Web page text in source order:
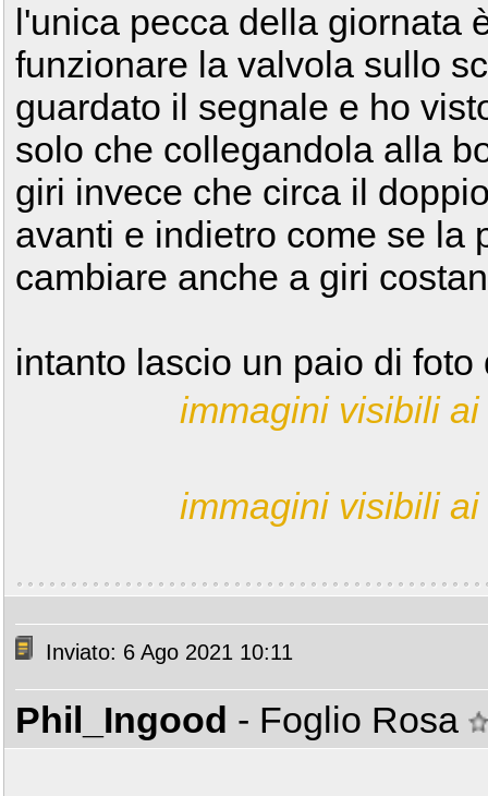
l'unica pecca della giornata
funzionare la valvola sullo
guardato il segnale e ho
solo che collegandola alla
giri invece che circa il
avanti e indietro come se la
cambiare anche a giri
intanto lascio un paio di foto
immagini visibili
immagini visibili
Inviato: 6 Ago 2021 10:11
Phil_Ingood - Foglio Rosa